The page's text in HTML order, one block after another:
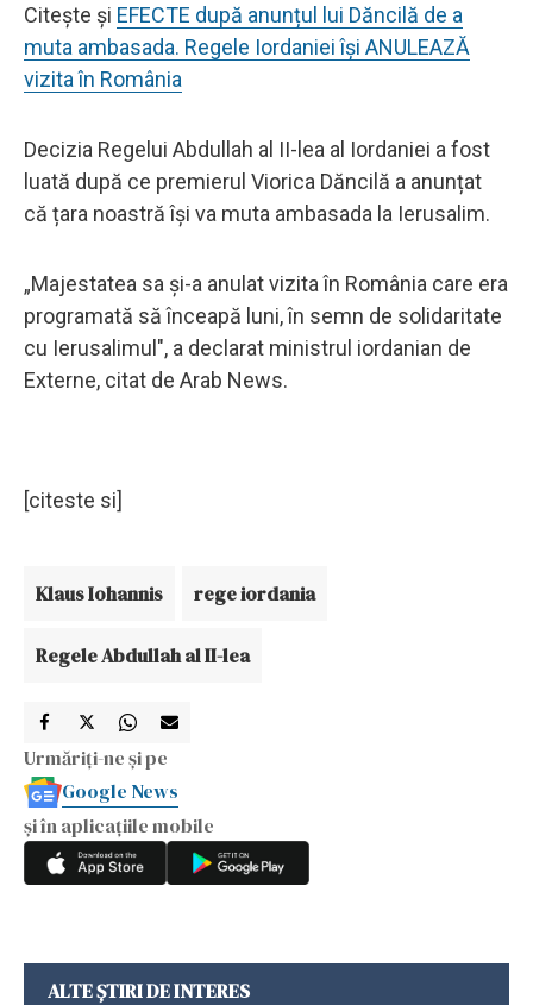
Citește și EFECTE după anunțul lui Dăncilă de a
muta ambasada. Regele Iordaniei își ANULEAZĂ
vizita în România
Decizia Regelui Abdullah al II-lea al Iordaniei a fost
luată după ce premierul Viorica Dăncilă a anunțat
că țara noastră își va muta ambasada la Ierusalim.
„Majestatea sa și-a anulat vizita în România care era
programată să înceapă luni, în semn de solidaritate
cu Ierusalimul", a declarat ministrul iordanian de
Externe, citat de Arab News.
[citeste si]
Klaus Iohannis rege iordania
Regele Abdullah al II-lea
Urmăriți-ne și pe
Google News
și în aplicațiile mobile
ALTE ȘTIRI DE INTERES